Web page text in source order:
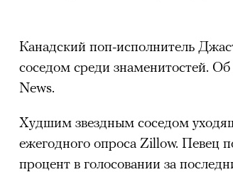
Канадский поп-исполнитель
соседом среди знаменитостей.
News.
Худшим звездным соседом
ежегодного опроса Zillow. Певец
процент в голосовании за